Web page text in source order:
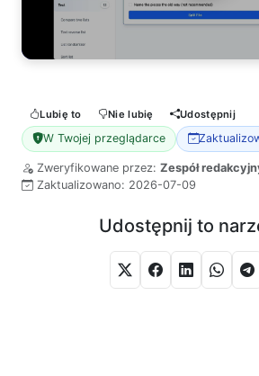
Lubię to Nie lubię Udostępnij
W Twojej przeglądarce
Zweryfikowane przez: Zespół
Zaktualizowano: 2026-07-09
Udostępnij to